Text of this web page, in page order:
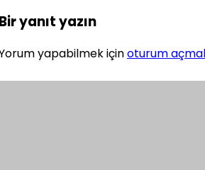
yanıt yazın
yapabilmek içinoturum